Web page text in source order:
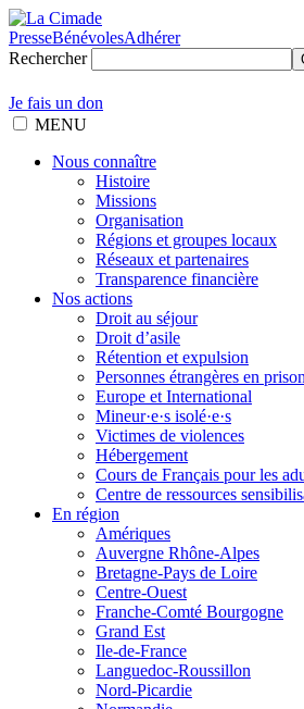
PresseBénévolesAdhérer
Rechercher
Je fais un don
MENU
Nous connaître
Histoire
Missions
Organisation
Régions et groupes locaux
Réseaux et partenaires
Transparence financière
Nos actions
Droit au séjour
Droit d’asile
Rétention et expulsion
Personnes étrangères en
Europe et International
Mineur·e·s isolé·e·s
Victimes de violences
Hébergement
Cours de Français pour les
Centre de ressources
En région
Amériques
Auvergne Rhône-Alpes
Bretagne-Pays de Loire
Centre-Ouest
Franche-Comté Bourgogne
Grand Est
Ile-de-France
Languedoc-Roussillon
Nord-Picardie